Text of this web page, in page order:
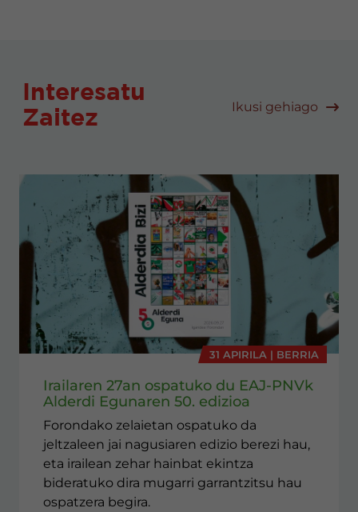
Interesatu
Zaitez
Ikusi gehiago
31 APIRILA | BERRIA
Irailaren 27an ospatuko du EAJ-PNVk
Alderdi Egunaren 50. edizioa
Forondako zelaietan ospatuko da
jeltzaleen jai nagusiaren edizio berezi hau,
eta irailean zehar hainbat ekintza
bideratuko dira mugarri garrantzitsu hau
ospatzera begira.